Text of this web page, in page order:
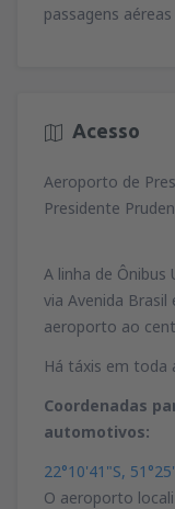
passagens
Acesso
Aeroporto de
Presidente
A linha de
via Avenida
aeroporto ao
Há táxis em toda
Coordenadas
automotivos:
22°10'41"S,
O aeroporto